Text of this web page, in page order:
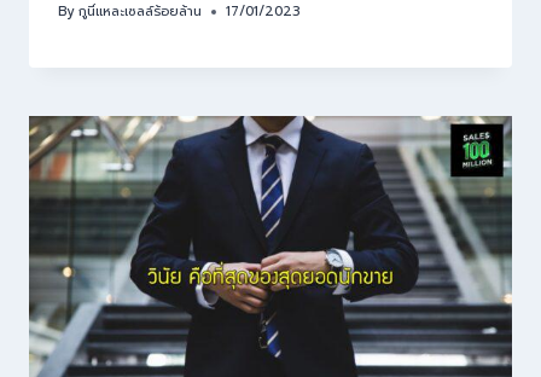
Byกูนี่แหละเซลล์ร้อยล้าน 17/01/2023